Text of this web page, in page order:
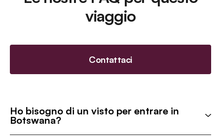
viaggio
Contattaci
Ho bisogno di un visto per entrare in
Botswana?